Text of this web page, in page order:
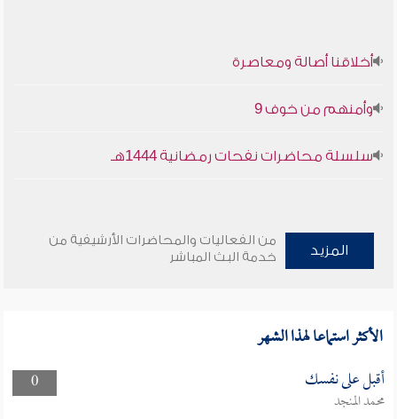
أخلاقنا أصالة ومعاصرة
وأمنهم من خوف 9
سلسلة محاضرات نفحات رمضانية 1444هـ
المزيد
من الفعاليات والمحاضرات الأرشيفية من
خدمة البث المباشر
الأكثر استماعا لهذا الشهر
0 أقبل على نفسك
محمد المنجد